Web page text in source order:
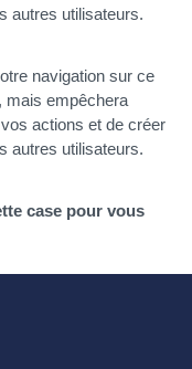
autres utilisateurs.
navigation sur ce
mais empêchera
actions et de créer
autres utilisateurs.
case pour vous